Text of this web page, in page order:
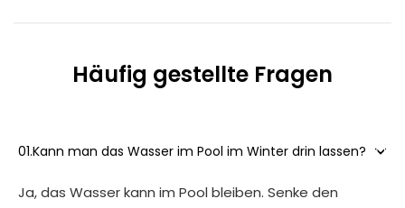
Häufig gestellte Fragen
01.Kann man das Wasser im Pool im Winter drin lassen? 
Ja, das Wasser kann im Pool bleiben. Senke den